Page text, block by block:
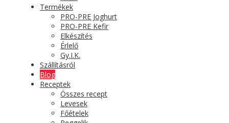
Termékek
PRO-PRE Joghurt
PRO-PRE Kefir
Elkészítés
Érlelő
Gy.I.K.
Szállításról
Blog
Receptek
Összes recept
Levesek
Főételek